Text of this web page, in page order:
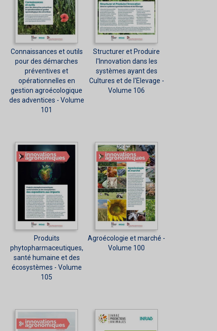
Connaissances et outils
pour des démarches
préventives et
opérationnelles en
gestion agroécologique
des adventices - Volume
101
Structurer et Produire
l'Innovation dans les
systèmes ayant des
Cultures et de l'Elevage -
Volume 106
Produits
phytopharmaceutiques,
santé humaine et des
écosystèmes - Volume
105
Agroécologie et marché -
Volume 100